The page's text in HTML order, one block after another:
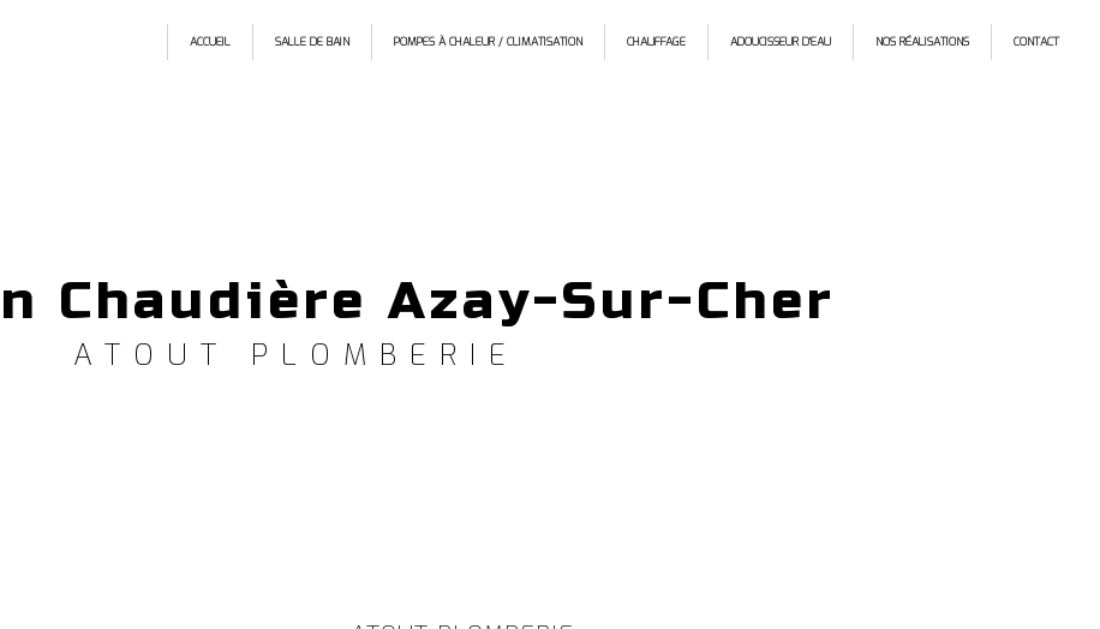
ACCUEIL SALLE DE BAIN POMPES À CHALEUR / CLIMATISATION CHAUFFAGE ADOUCISSEUR D'EAU NOS RÉALISATIONS CONTACT
Chaudière Azay-Sur-Cher
ATOUT PLOMBERIE